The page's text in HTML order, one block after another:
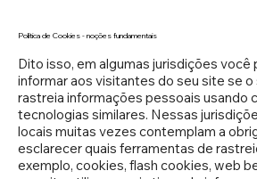
Dito isso, em algumas jurisdições você
informar aos visitantes do seu site se o
rastreia informações pessoais usando
tecnologias similares. Nessas
locais muitas vezes contemplam a
esclarecer quais ferramentas de
exemplo, cookies, flash cookies, web
Política de Cookies - noções fundamentais